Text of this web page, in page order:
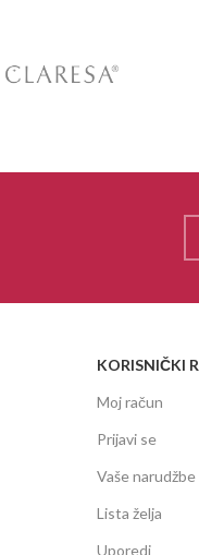
KORISNIČKI
Moj račun
Prijavi se
Vaše narudžbe
Lista želja
Uporedi